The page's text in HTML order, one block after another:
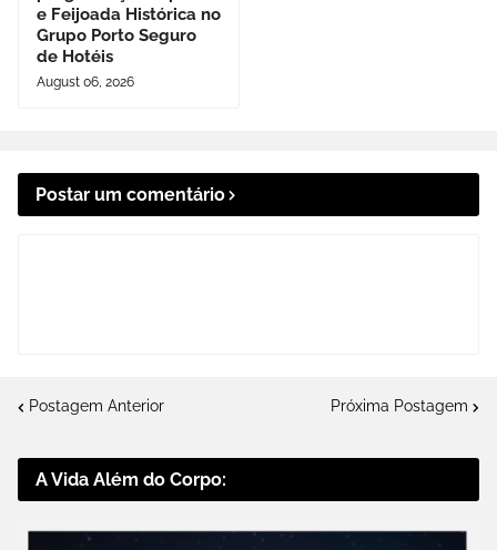
e Feijoada Histórica no
Grupo Porto Seguro
de Hotéis
August 06, 2026
Postar um comentário
Postagem Anterior Próxima Postagem
A Vida Além do Corpo: